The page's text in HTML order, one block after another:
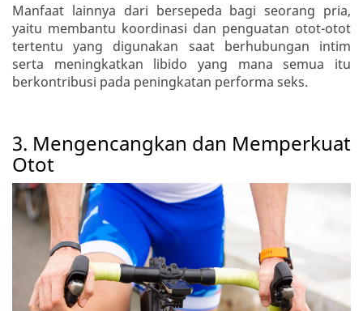
Manfaat lainnya dari bersepeda bagi seorang pria,
yaitu membantu koordinasi dan penguatan otot-otot
tertentu yang digunakan saat berhubungan intim
serta meningkatkan libido yang mana semua itu
berkontribusi pada peningkatan performa seks.
3. Mengencangkan dan Memperkuat
Otot